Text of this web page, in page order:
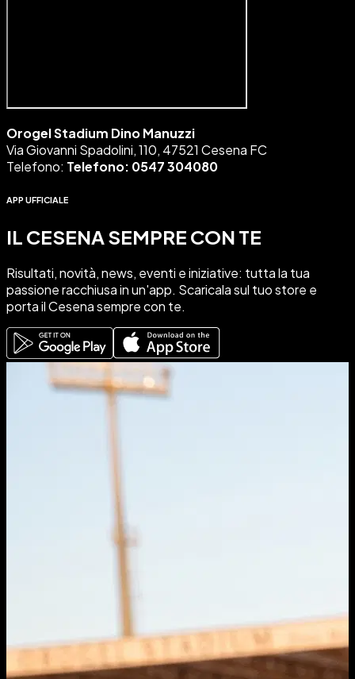
Orogel Stadium Dino Manuzzi
Via Giovanni Spadolini, 110, 47521 Cesena FC
Telefono: Telefono: 0547 304080
APP UFFICIALE
IL CESENA SEMPRE CON TE
Risultati, novità, news, eventi e iniziative: tuttala tua
passione racchiusa in un'app. Scaricala sul tuo store e
porta ilCesena sempre con te.